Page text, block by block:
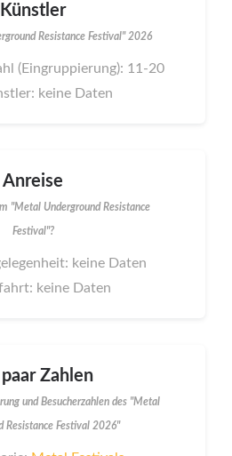
Künstler
Resistance Festival" 2026
(Eingruppierung): 11-20
keine Daten
Anreise
"Metal Underground Resistance
Festival"?
keine Daten
keine Daten
paar Zahlen
und Besucherzahlen des "Metal
Resistance Festival 2026"